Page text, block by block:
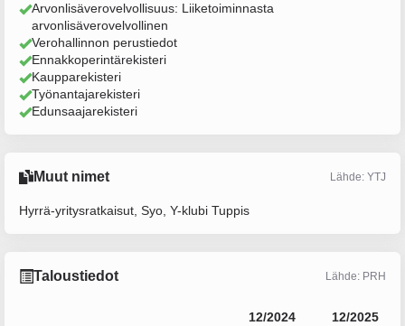
Arvonlisäverovelvollisuus: Liiketoiminnasta
arvonlisäverovelvollinen
Verohallinnon perustiedot
Ennakkoperintärekisteri
Kaupparekisteri
Työnantajarekisteri
Edunsaajarekisteri
Muut nimet Lähde: YTJ
Hyrrä-yritysratkaisut, Syo, Y-klubi Tuppis
Taloustiedot Lähde: PRH
12/2024 12/2025